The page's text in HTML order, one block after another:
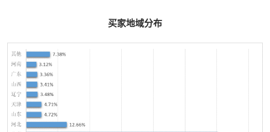
买家地域分布